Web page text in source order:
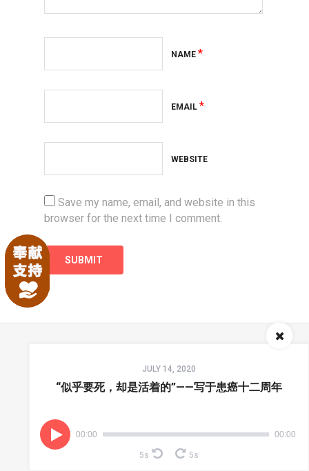
NAME *
EMAIL *
WEBSITE
Save my name, email, and website in this
browser for the next time I comment.
JULY 14, 2020
“似乎要死，却是活着的”——写于患癌十二周年
00:00 00:00
5s 5s
播客 境界有声